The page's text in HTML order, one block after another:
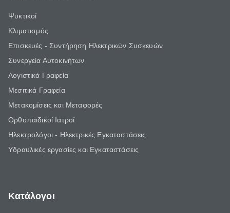
Ψυκτικοί
Κλιματισμός
Επισκευές - Συντήρηση Ηλεκτρικών Συσκευών
Συνεργεία Αυτοκινήτων
Λογιστικά Γραφεία
Μεσιτικά Γραφεία
Μετακομίσεις και Μεταφορές
Ορθοπαιδικοί Ιατροί
Ηλεκτρολόγοι - Ηλεκτρικές Εγκαταστάσεις
Υδραυλικές εργασίες και Εγκαταστάσεις
Κατάλογοι